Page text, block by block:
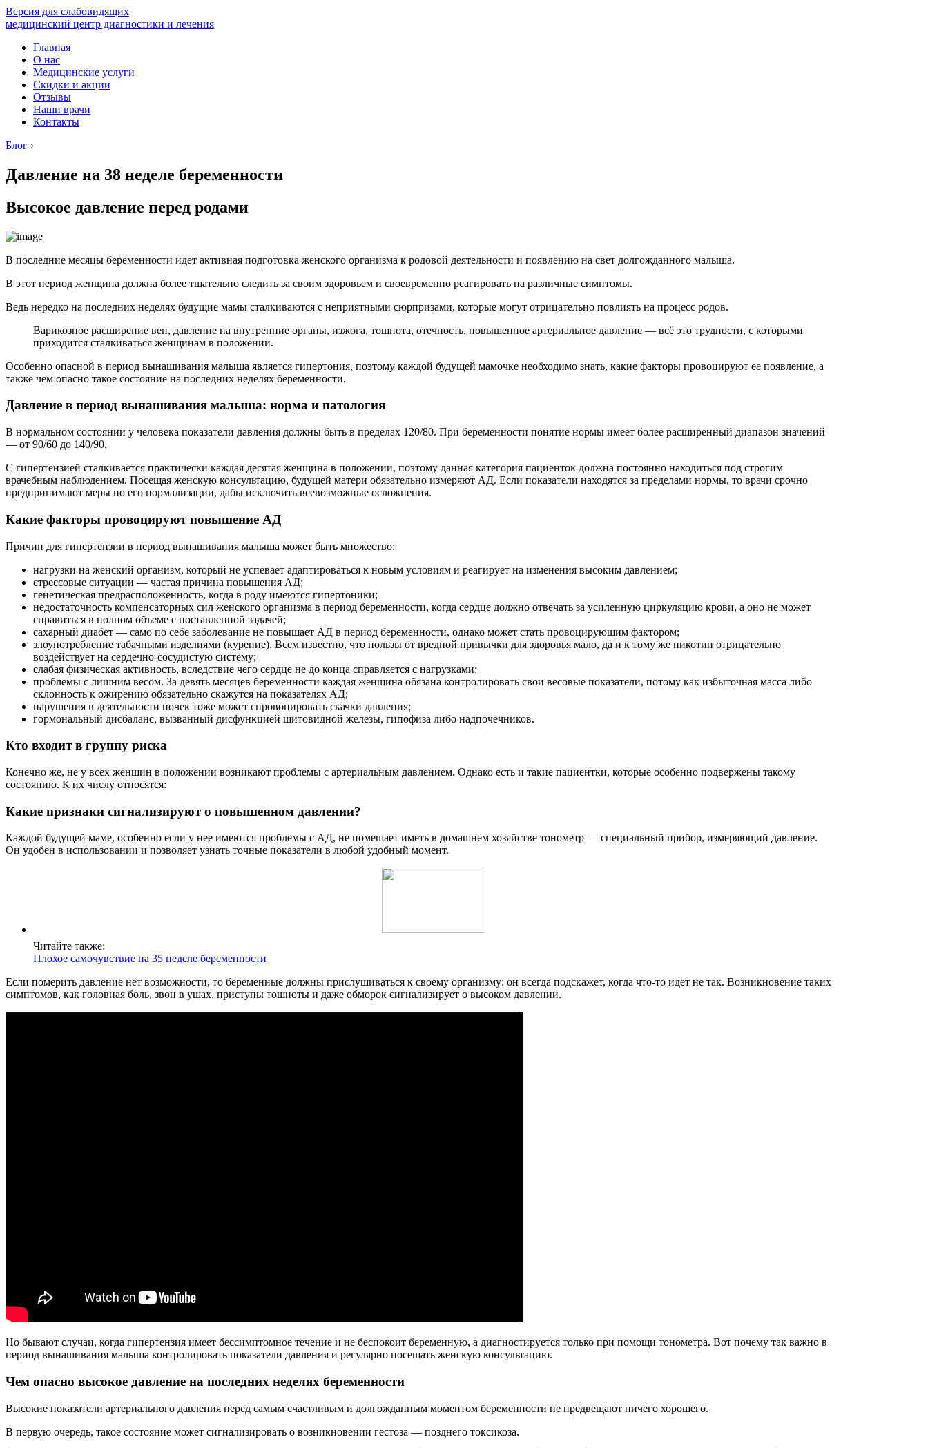
Версия для слабовидящих
медицинский центр диагностики и лечения
Главная
О нас
Медицинские услуги
Скидки и акции
Отзывы
Наши врачи
Контакты
Блог ›
Давление на 38 неделе беременности
Высокое давление перед родами
В последние месяцы беременности идет активная подготовка женского организма к родовой деятельности и появлению на свет долгожданного малыша.
В этот период женщина должна более тщательно следить за своим здоровьем и своевременно реагировать на различные симптомы.
Ведь нередко на последних неделях будущие мамы сталкиваются с неприятными сюрпризами, которые могут отрицательно повлиять на процесс родов.
Варикозное расширение вен, давление на внутренние органы, изжога, тошнота, отечность, повышенное артериальное давление — всё это трудности, с которыми
приходится сталкиваться женщинам в положении.
Особенно опасной в период вынашивания малыша является гипертония, поэтому каждой будущей мамочке необходимо знать, какие факторы провоцируют ее появление, а
также чем опасно такое состояние на последних неделях беременности.
Давление в период вынашивания малыша: норма и патология
В нормальном состоянии у человека показатели давления должны быть в пределах 120/80. При беременности понятие нормы имеет более расширенный диапазон значений
— от 90/60 до 140/90.
С гипертензией сталкивается практически каждая десятая женщина в положении, поэтому данная категория пациенток должна постоянно находиться под строгим
врачебным наблюдением. Посещая женскую консультацию, будущей матери обязательно измеряют АД. Если показатели находятся за пределами нормы, то врачи срочно
предпринимают меры по его нормализации, дабы исключить всевозможные осложнения.
Какие факторы провоцируют повышение АД
Причин для гипертензии в период вынашивания малыша может быть множество:
нагрузки на женский организм, который не успевает адаптироваться к новым условиям и реагирует на изменения высоким давлением;
стрессовые ситуации — частая причина повышения АД;
генетическая предрасположенность, когда в роду имеются гипертоники;
недостаточность компенсаторных сил женского организма в период беременности, когда сердце должно отвечать за усиленную циркуляцию крови, а оно не может
справиться в полном объеме с поставленной задачей;
сахарный диабет — само по себе заболевание не повышает АД в период беременности, однако может стать провоцирующим фактором;
злоупотребление табачными изделиями (курение). Всем известно, что пользы от вредной привычки для здоровья мало, да и к тому же никотин отрицательно
воздействует на сердечно-сосудистую систему;
слабая физическая активность, вследствие чего сердце не до конца справляется с нагрузками;
проблемы с лишним весом. За девять месяцев беременности каждая женщина обязана контролировать свои весовые показатели, потому как избыточная масса либо
склонность к ожирению обязательно скажутся на показателях АД;
нарушения в деятельности почек тоже может спровоцировать скачки давления;
гормональный дисбаланс, вызванный дисфункцией щитовидной железы, гипофиза либо надпочечников.
Кто входит в группу риска
Конечно же, не у всех женщин в положении возникают проблемы с артериальным давлением. Однако есть и такие пациентки, которые особенно подвержены такому
состоянию. К их числу относятся:
Какие признаки сигнализируют о повышенном давлении?
Каждой будущей маме, особенно если у нее имеются проблемы с АД, не помешает иметь в домашнем хозяйстве тонометр — специальный прибор, измеряющий давление.
Он удобен в использовании и позволяет узнать точные показатели в любой удобный момент.
Читайте также:
Плохое самочувствие на 35 неделе беременности
Если померить давление нет возможности, то беременные должны прислушиваться к своему организму: он всегда подскажет, когда что-то идет не так. Возникновение таких
симптомов, как головная боль, звон в ушах, приступы тошноты и даже обморок сигнализирует о высоком давлении.
Но бывают случаи, когда гипертензия имеет бессимптомное течение и не беспокоит беременную, а диагностируется только при помощи тонометра. Вот почему так важно в
период вынашивания малыша контролировать показатели давления и регулярно посещать женскую консультацию.
Чем опасно высокое давление на последних неделях беременности
Высокие показатели артериального давления перед самым счастливым и долгожданным моментом беременности не предвещают ничего хорошего.
В первую очередь, такое состояние может сигнализировать о возникновении гестоза — позднего токсикоза.